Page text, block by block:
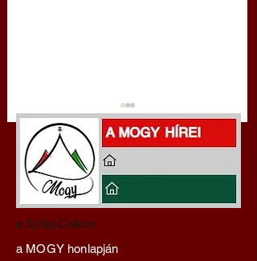
A háború kisiklott, a
diplomáciának nem
maradt tere (Alastair
a Szilaj Csikón
a MOGY honlapján